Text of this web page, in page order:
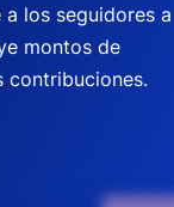
los seguidores a
montos de
contribuciones.